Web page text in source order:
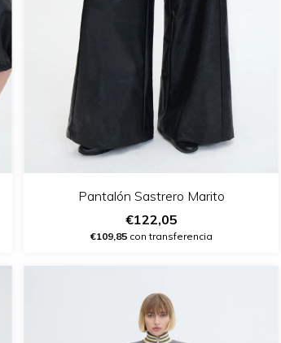
Pantalón Sastrero Marito
€122,05
€109,85con transferencia